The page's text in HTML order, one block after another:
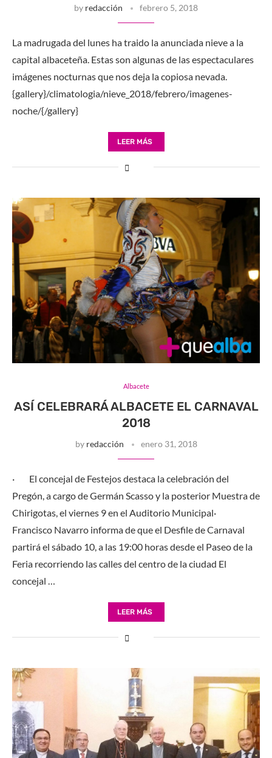
by redacción febrero 5, 2018
La madrugada del lunes ha traido la anunciada nieve a la
capital albaceteña. Estas son algunas de las espectaculares
imágenes nocturnas que nos deja la copiosa nevada.
{gallery}/climatologia/nieve_2018/febrero/imagenes-
noche/{/gallery}
LEER MÁS
Albacete
ASÍ CELEBRARÁ ALBACETE EL CARNAVAL
2018
by redacción enero 31, 2018
· El concejal de Festejos destaca la celebración del
Pregón, a cargo de Germán Scasso y la posterior Muestra de
Chirigotas, el viernes 9 en el Auditorio Municipal·
Francisco Navarro informa de que el Desfile de Carnaval
partirá el sábado 10, a las 19:00 horas desde el Paseo de la
Feria recorriendo las calles del centro de la ciudad El
concejal …
LEER MÁS